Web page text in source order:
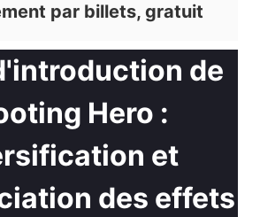
par billets, gratuit
de
Hero :
et
des effets